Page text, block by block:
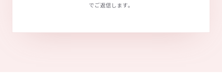
でご返信します。